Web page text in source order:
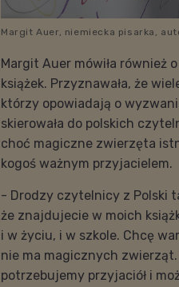
Margit Auer, niemiecka pisarka,
Margit Auer mówiła również
książek. Przyznawała, że
którzy opowiadają o
skierowała do polskich
choć magiczne zwierzęta
kogoś ważnym przyjacielem.
- Drodzy czytelnicy z Polski
że znajdujecie w moich
i w życiu, i w szkole. Chcę
nie ma magicznych
potrzebujemy przyjaciół i